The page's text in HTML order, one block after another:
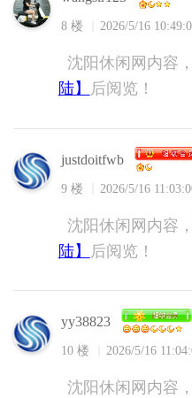
8 楼 2026/5/16
沈阳休闲网内容
陆】
后阅览！
justdoitfwb
9 楼 2026/5/16
沈阳休闲网内容
陆】
后阅览！
yy38823
10 楼 2026/5/16
沈阳休闲网内容